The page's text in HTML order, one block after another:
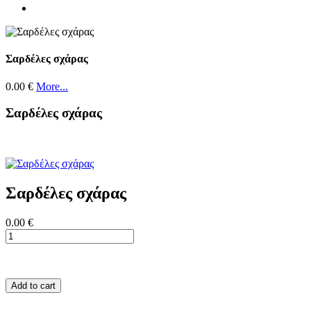
Σαρδέλες σχάρας
0.00 € More...
Σαρδέλες σχάρας
Σαρδέλες σχάρας
0.00 €
Add to cart